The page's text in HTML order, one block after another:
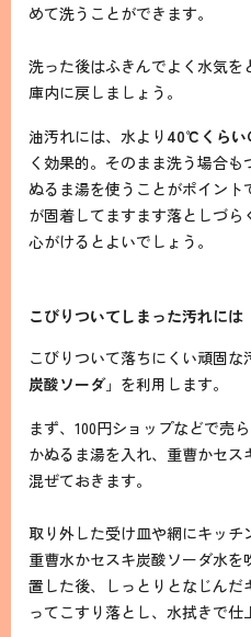
めて洗うことができます。
洗った後はふきんでよく水気
庫内に戻しましょう。
油汚れには、水より 40℃くらい
く効果的。そのまま洗う場合
ぬるま湯を使うことがポイン
が固着してますます落としづ
心がけるとよいでしょう。
こびりついてしまった汚れには
こびりついて落ちにくい頑固な
炭酸ソーダ」を利用します。
まず、100円ショップなどで売
かぬるま湯を入れ、重曹かセス
混ぜておきます。
取り外した受け皿や網にキッ
重曹水かセスキ炭酸ソーダ水
置した後、しっとりとなじん
ってこすり落とし、水拭きで仕